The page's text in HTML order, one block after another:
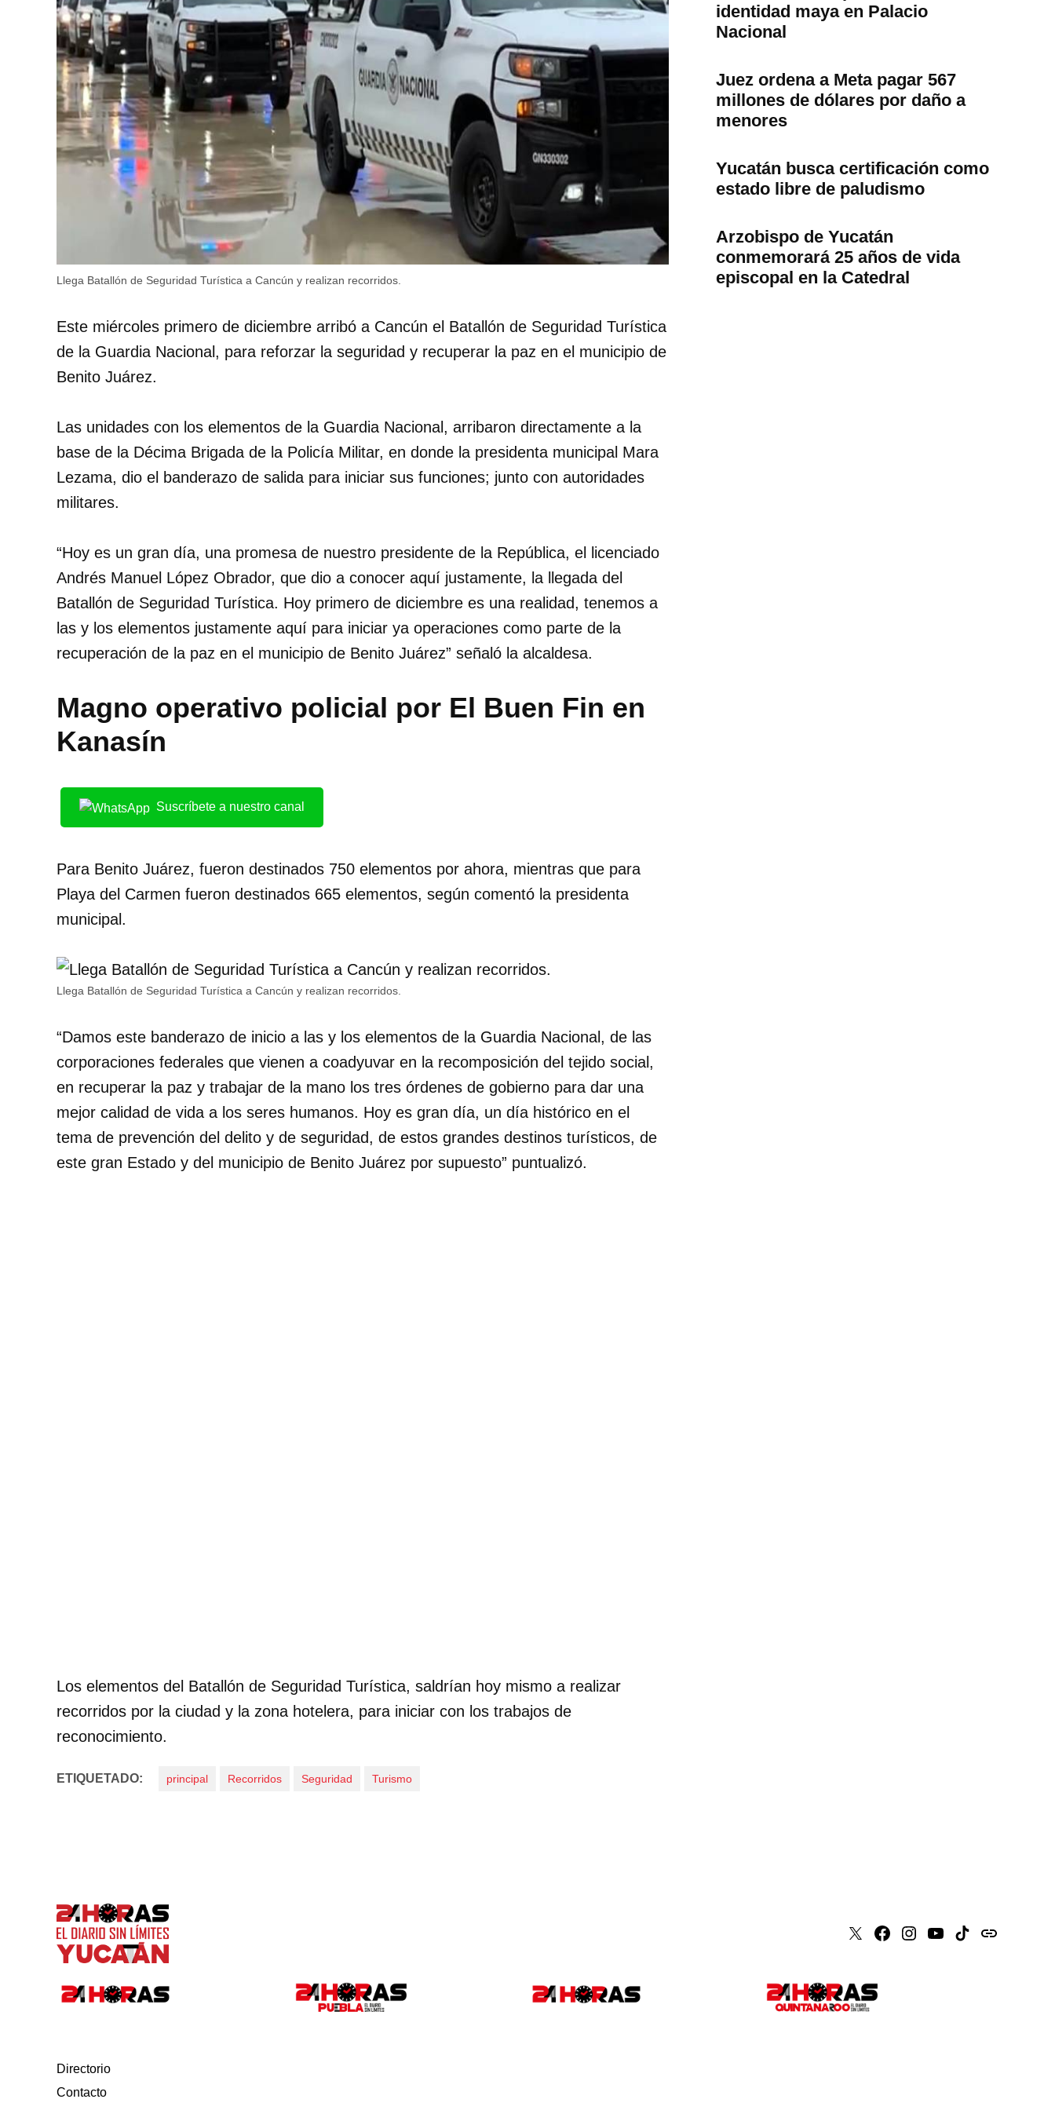
Llega Batallón de Seguridad Turística a Cancún y realizan recorridos.
Este miércoles primero de diciembre arribó a Cancún el Batallón de Seguridad Turística
de la Guardia Nacional, para reforzar la seguridad y recuperar la paz en el municipio de
Benito Juárez.
Las unidades con los elementos de la Guardia Nacional, arribaron directamente a la
base de la Décima Brigada de la Policía Militar, en donde la presidenta municipal Mara
Lezama, dio el banderazo de salida para iniciar sus funciones; junto con autoridades
militares.
“Hoy es un gran día, una promesa de nuestro presidente de la República, el licenciado
Andrés Manuel López Obrador, que dio a conocer aquí justamente, la llegada del
Batallón de Seguridad Turística. Hoy primero de diciembre es una realidad, tenemos a
las y los elementos justamente aquí para iniciar ya operaciones como parte de la
recuperación de la paz en el municipio de Benito Juárez” señaló la alcaldesa.
Magno operativo policial por El Buen Fin en
Kanasín
Suscríbete a nuestro canal
Para Benito Juárez, fueron destinados 750 elementos por ahora, mientras que para
Playa del Carmen fueron destinados 665 elementos, según comentó la presidenta
municipal.
Llega Batallón de Seguridad Turística a Cancún y realizan recorridos.
“Damos este banderazo de inicio a las y los elementos de la Guardia Nacional, de las
corporaciones federales que vienen a coadyuvar en la recomposición del tejido social,
en recuperar la paz y trabajar de la mano los tres órdenes de gobierno para dar una
mejor calidad de vida a los seres humanos. Hoy es gran día, un día histórico en el
tema de prevención del delito y de seguridad, de estos grandes destinos turísticos, de
este gran Estado y del municipio de Benito Juárez por supuesto” puntualizó.
Los elementos del Batallón de Seguridad Turística, saldrían hoy mismo a realizar
recorridos por la ciudad y la zona hotelera, para iniciar con los trabajos de
reconocimiento.
ETIQUETADO: principal Recorridos Seguridad Turismo
identidad maya en Palacio
Nacional
Juez ordena a Meta pagar 567
millones de dólares por daño a
menores
Yucatán busca certificación como
estado libre de paludismo
Arzobispo de Yucatán
conmemorará 25 años de vida
episcopal en la Catedral
X Faceboook
Instagram
Youtube
Tiktokissuu
Directorio
Contacto